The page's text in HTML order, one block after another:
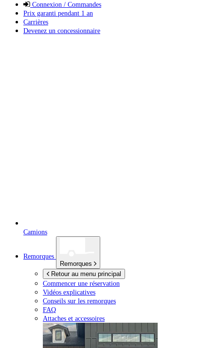
Connexion / Commandes
Prix garanti pendant 1 an
Carrières
Devenez un concessionnaire
Camions
Remorques
Remorques
Retour au menu principal
Commencer une réservation
Vidéos explicatives
Conseils sur les remorques
FAQ
Attaches et accessoires